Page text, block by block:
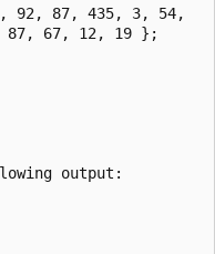
92, 87, 435, 3, 54,
87, 67, 12, 19 };
output: